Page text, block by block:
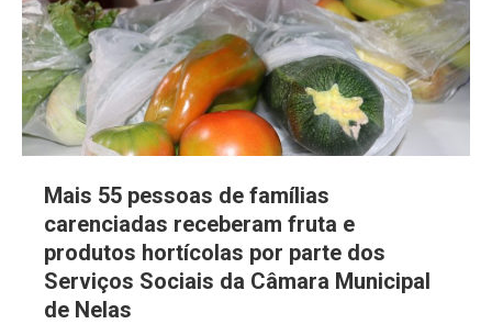
Mais 55 pessoas de famílias
carenciadas receberam fruta e
produtos hortícolas por parte dos
Serviços Sociais da Câmara Municipal
de Nelas